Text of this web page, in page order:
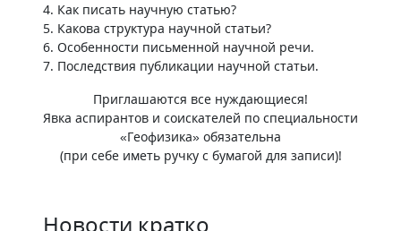
4. Как писать научную статью?
5. Какова структура научной статьи?
6. Особенности письменной научной речи.
7. Последствия публикации научной статьи.
Приглашаются все нуждающиеся!
Явка аспирантов и соискателей по специальности
«Геофизика» обязательна
(при себе иметь ручку с бумагой для записи)!
Новости кратко